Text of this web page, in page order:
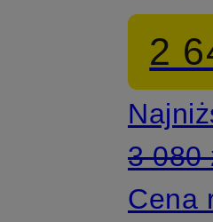
2
3 080
Cena